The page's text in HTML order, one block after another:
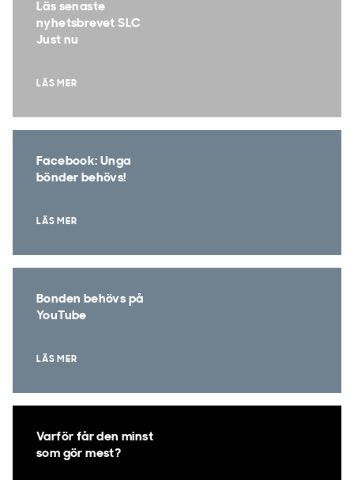
Läs senaste
nyhetsbrevet SLC
Just nu
LÄS MER
Facebook: Unga
bönder behövs!
LÄS MER
Bonden behövs på
YouTube
LÄS MER
Varför får den minst
som gör mest?